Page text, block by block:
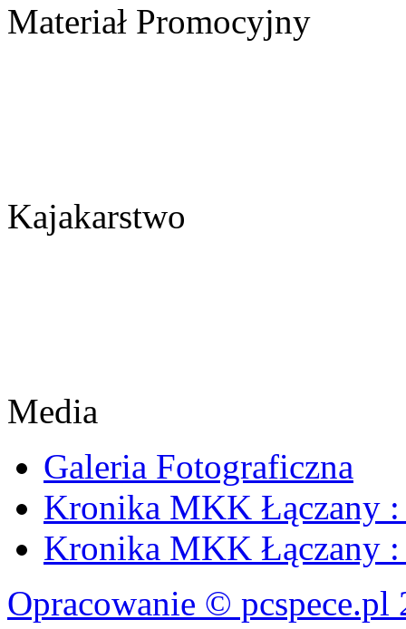
Materiał Promocyjny
Kajakarstwo
Media
Galeria Fotograficzna
Kronika MKK Łączany :
Kronika MKK Łączany :
Opracowanie © pcspece.pl